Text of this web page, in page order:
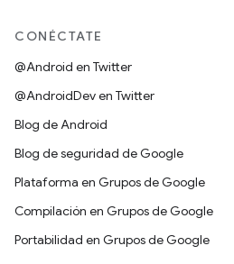
CONÉCTATE
@Android en Twitter
@AndroidDev en Twitter
Blog de Android
Blog de seguridad de Google
Plataforma en Grupos de Google
Compilación en Grupos de Google
Portabilidad en Grupos de Google